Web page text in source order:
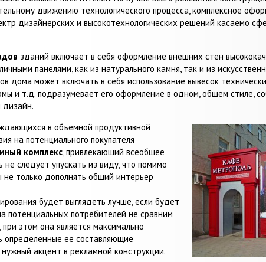
движению технологического процесса, комплексное
дизайнерских и высокотехнологических решений касаемо
зданий включает в себя оформление внешних стен
панелями, как из натурального камня, так и из
дома может включать в себя использование вывесок
и т.д. подразумевает его оформление в одном, общем стиле,
дизайн.
в объемной продуктивной
на потенциального покупателя
комплекс, привлекающий всеобщее
следует упускать из виду, что помимо
только дополнять общий интерьер
будет выглядеть лучше, если будет
потенциальных потребителей не сравним
этом она является максимально
определенные ее составляющие
акцент в рекламной конструкции.